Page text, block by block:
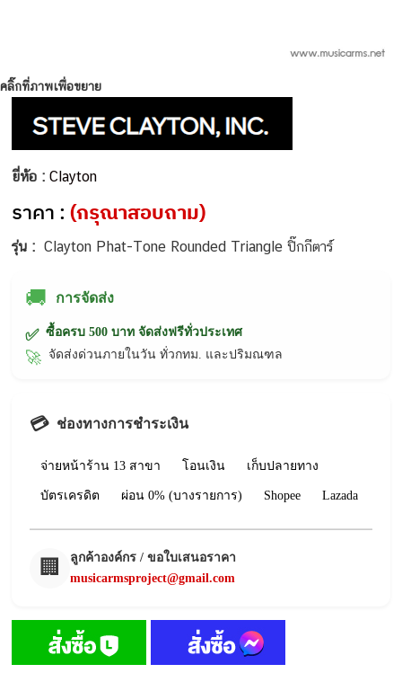
คลิ๊กที่ภาพเพื่อขยาย
ยี่ห้อ :Clayton
ราคา :(กรุณาสอบถาม)
รุ่น :Clayton Phat-Tone Rounded Triangle ปิ๊กกีตาร์
🚚 การจัดส่ง
✅ ซื้อครบ 500 บาท จัดส่งฟรีทั่วประเทศ
🚀 จัดส่งด่วนภายในวัน ทั่วกทม. และปริมณฑล
💳 ช่องทางการชำระเงิน
จ่ายหน้าร้าน 13 สาขา โอนเงิน เก็บปลายทาง
บัตรเครดิต ผ่อน 0% (บางรายการ) Shopee Lazada
🏢
ลูกค้าองค์กร / ขอใบเสนอราคา
musicarmsproject@gmail.com